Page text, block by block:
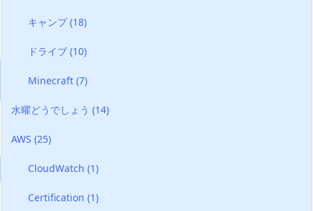
キャンプ(18)
ドライブ(10)
Minecraft(7)
水曜どうでしょう (14)
AWS (25)
CloudWatch(1)
Certification(1)